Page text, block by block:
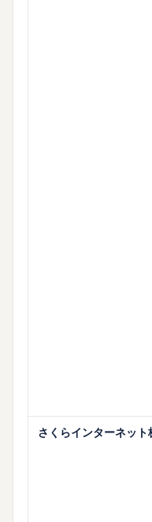
さくらインターネット